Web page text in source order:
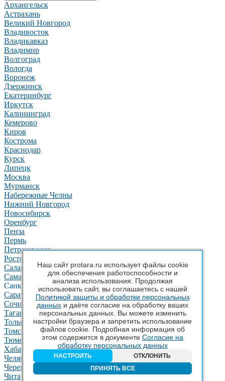
Наш сайт protara.ru использует файлы cookie
для обеспечения работоспособности и
анализа использования. Продолжая
использовать сайт, вы соглашаетесь с нашей
Политикой защиты и обработки персональных
данных и даёте согласие на обработку ваших
персональных данных. Вы можете изменить
настройки браузера и запретить использование
файлов cookie. Подробная информация об
этом содержится в документе Согласие на
обработку персональных данных
НАСТРОИТЬ
ОТКЛОНИТЬ
ПРИНЯТЬ ВСЕ
Архангельск
Астрахань
Великий Новгород
Владивосток
Владикавказ
Владимир
Волгоград
Вологда
Воронеж
Дзержинск
Екатеринбург
Иркутск
Калининград
Кемерово
Киров
Кострома
Краснодар
Курск
Липецк
Москва
Мурманск
Набережные Челны
Нижний Новгород
Новосибирск
Оренбург
Пенза
Пермь
Петрозаводск
Ростов-на-Дону
Салават
Самара
Санкт-Петербург
Саратов
Сочи
Таганрог
Тольятти
Томск
Тюмень
Хабаровск
Челябинск
Череповец
Чита